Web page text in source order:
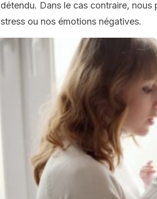
détendu. Dans le cas contraire,
stress ou nos émotions négatives.